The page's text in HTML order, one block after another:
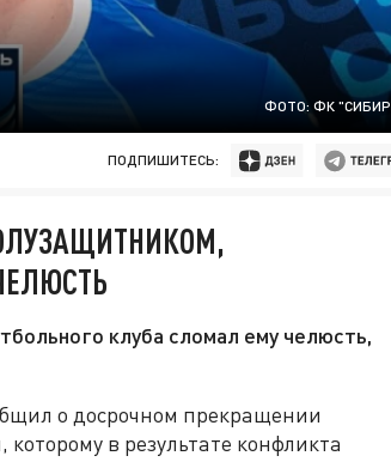
ФОТО: ФК
ПОДПИШИТЕСЬ:
клуба сломал ему челюсть,
о досрочном прекращении
в результате конфликта